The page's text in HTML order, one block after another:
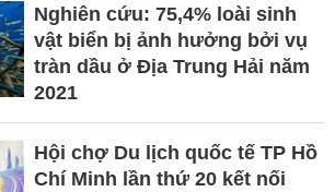
Nghiên cứu: 75,4% loài sinh
vật biển bị ảnh hưởng bởi vụ
tràn dầu ở Địa Trung Hải năm
2021
Hội chợ Du lịch quốc tế TP Hồ
Chí Minh lần thứ 20 kết nối